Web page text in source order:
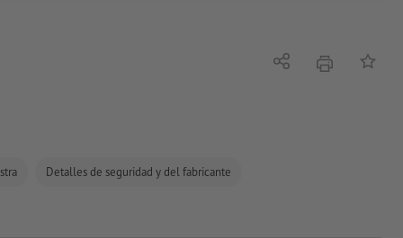
Detalles de seguridad y del fabricante
CompartirimprimirAñadir